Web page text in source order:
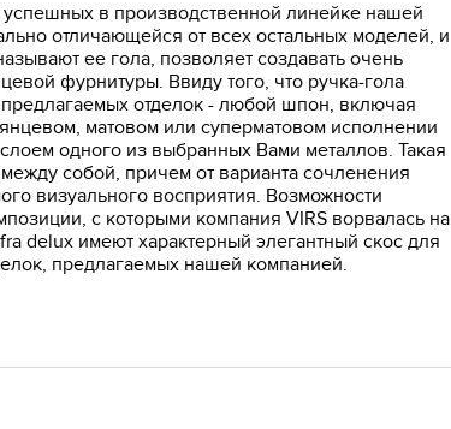
в производственной линейке нашей
отличающейся от всех остальных моделей, и
ее гола, позволяет создавать очень
фурнитуры. Ввиду того, что ручка-гола
предлагаемых отделок - любой шпон, включая
матовом или суперматовом исполнении
одного из выбранных Вами металлов. Такая
собой, причем от варианта сочленения
визуального восприятия. Возможности
с которыми компания VIRS ворвалась на
delux имеют характерный элегантный скос для
предлагаемых нашей компанией.